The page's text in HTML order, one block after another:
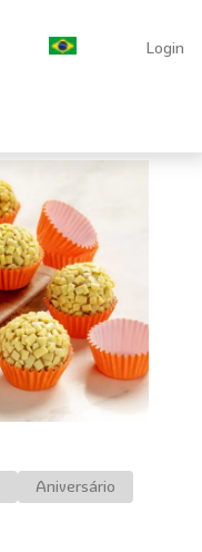
Login
Aniversário